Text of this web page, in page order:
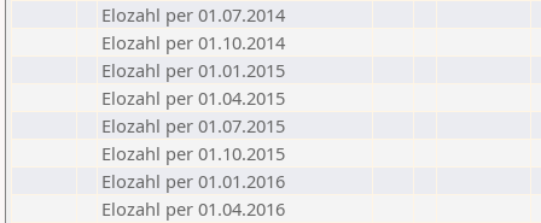
Elozahl per 01.07.2014
Elozahl per 01.10.2014
Elozahl per 01.01.2015
Elozahl per 01.04.2015
Elozahl per 01.07.2015
Elozahl per 01.10.2015
Elozahl per 01.01.2016
Elozahl per 01.04.2016